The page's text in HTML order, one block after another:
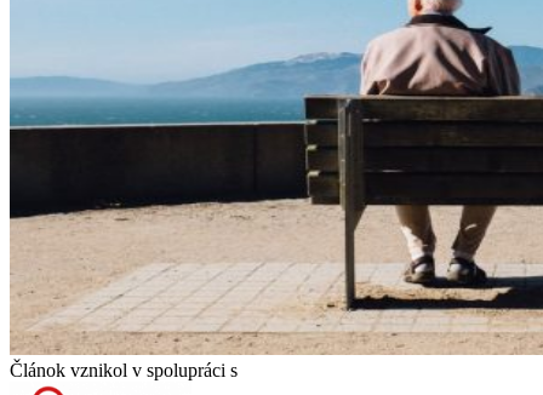
Článok vznikol v spolupráci s